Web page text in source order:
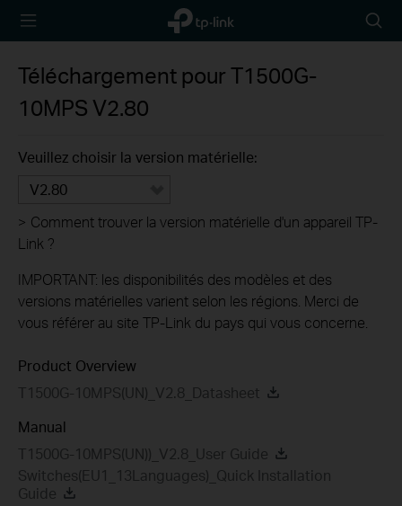
TP-Link,
Reliably
icon
Téléchargement pourT1500G-
10MPS V2.80
Veuillez choisir la version matérielle:
V2.80
> Comment trouver la version matérielle d'un appareil TP-
Link ?
IMPORTANT: les disponibilités des modèles et des
versions matérielles varient selon les régions. Merci de
vous référer au site TP-Link du pays qui vous concerne.
Product Overview
T1500G-10MPS(UN)_V2.8_Datasheet
Manual
T1500G-10MPS(UN))_V2.8_User Guide
Switches(EU1_13Languages)_Quick Installation
Guide